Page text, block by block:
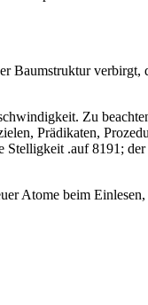
Baumstruktur verbirgt,
Zu
Prädikaten,
Stelligkeit .auf 8191;
Atome beim Einlesen,